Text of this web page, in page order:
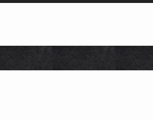
Skip to content